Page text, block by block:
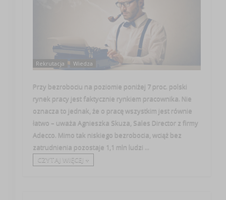
Rekrutacja Wiedza
Przy bezrobociu na poziomie poniżej 7 proc. polski
rynek pracy jest faktycznie rynkiem pracownika. Nie
oznacza to jednak, że o pracę wszystkim jest równie
łatwo – uważa Agnieszka Skuza, Sales Director z firmy
Adecco. Mimo tak niskiego bezrobocia, wciąż bez
zatrudnienia pozostaje 1,1 mln ludzi ...
CZYTAJ WIĘCEJ +